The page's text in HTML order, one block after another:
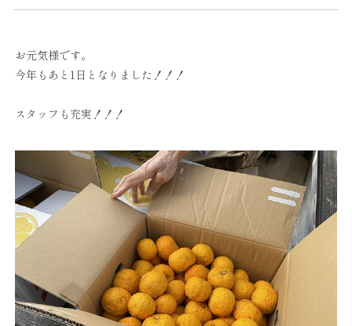
お元気様です。
今年もあと1日となりました！！！
スタッフも充実！！！